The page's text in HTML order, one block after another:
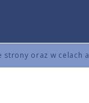
oraz w celach